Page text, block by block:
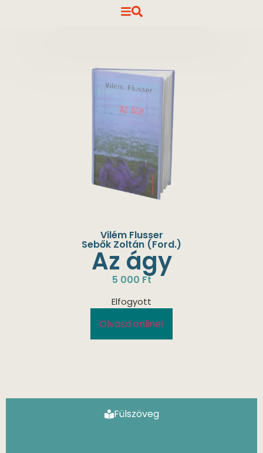
Vilém Flusser
Sebők Zoltán (Ford.)
Az ágy
5 000 Ft
Elfogyott
Olvasd online!
Fülszöveg